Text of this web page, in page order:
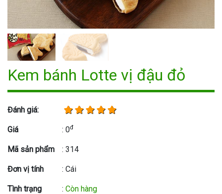
Kem bánh Lotte vị đậu đỏ
Đánh giá:
Giá : 0đ
Mã sản phẩm : 314
Đơn vị tính : Cái
Tình trạng : Còn hàng